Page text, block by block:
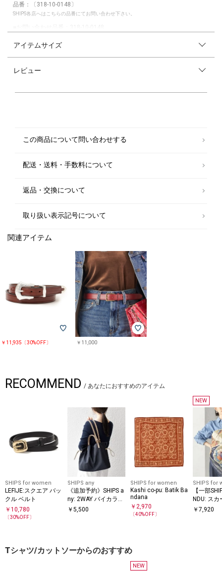
品番：〔318-10-0148〕
SHIPS各店へはこちらの品番にてお問い合わせ下さい。
【J&M DAVIDSON】
ィッドソンは、イギリス人のJohnとフランス人のMoniqueの運命的な出
大人の可愛らしさと粋な遊び心をさり気なく忍ばせたコレクションの数々
※素材の特性上、若干の色ムラ、擦れが見られる場合がございますが、予
※雨や汗に濡れた状態での摩擦により、色落ちする恐れがございますので
取り扱いください。
アイテムサイズ
レビュー
この商品について問い合わせする
配送・送料・手数料について
返品・交換について
取り扱い表示記号について
関連アイテム
￥11,935〔30%OFF〕 ￥11,000
RECOMMEND / あなたにおすすめのアイテム
SHIPS for women
LEFIJE:スクエア バッ
クル ベルト
￥ 10,780
〔30%OFF〕
SHIPS any
《追加予約》SHIPS a
ny: 2WAY バイカラー
A4 ドロスト トート
￥5,500
SHIPS for women
Kashi co-pu: Batik Ba
ndana
￥ 2,970
〔40%OFF〕
NEW
SHIPS for
【一部
NDU: ス
00
￥7,920
Tシャツ/カットソーからのおすすめ
NEW